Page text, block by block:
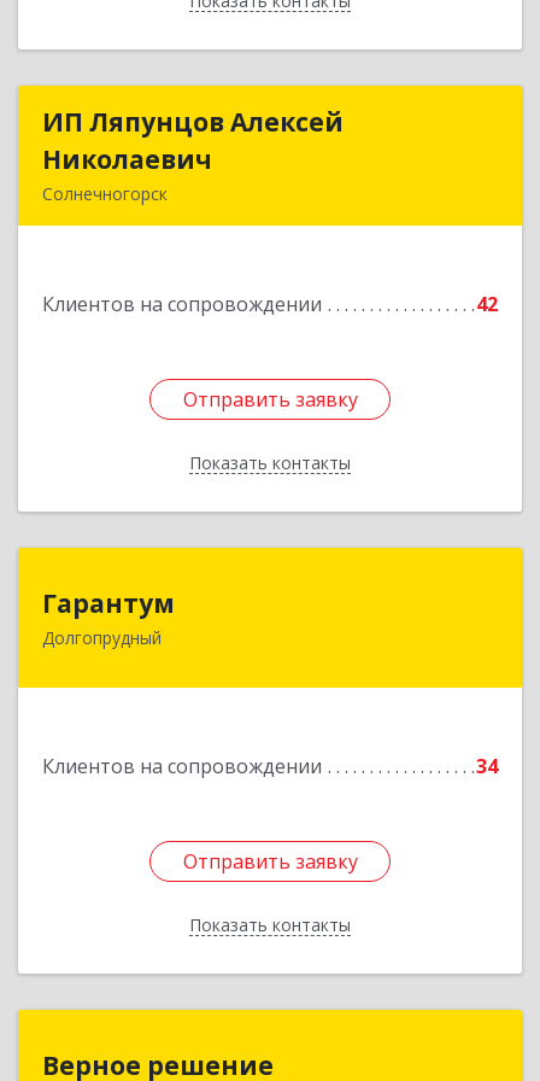
ИП Ляпунцов Алексей
Николаевич
Солнечногорск
Клиентов на сопровождении 42
Отправить заявку
Показать контакты
ИП Ляпунцов Алексей
Отправить заявку
Назад
Гарантум
Долгопрудный
Клиентов на сопровождении 34
Отправить заявку
Показать контакты
141707, Московская обл, Долгопрудный г,
Отправить заявку
Назад
Верное решение